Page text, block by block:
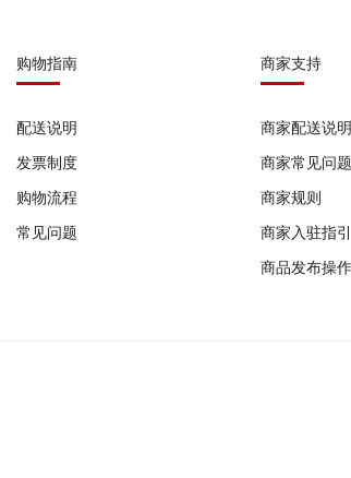
购物指南
配送说明
发票制度
购物流程
常见问题
商家支持
商家配送说明
商家常见问题
商家规则
商家入驻指引
商品发布操作